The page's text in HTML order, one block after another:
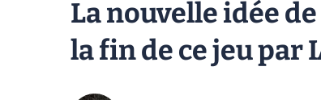
La nouvelle idée
la fin de ce jeu par